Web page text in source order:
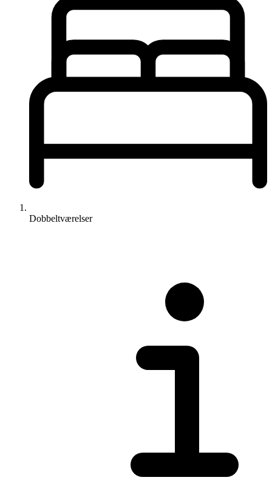
Dobbeltværelser